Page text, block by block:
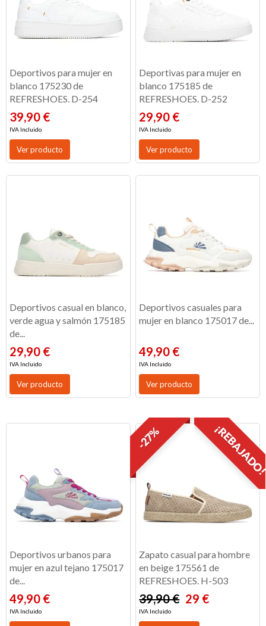
Deportivos para mujer en
blanco 175230 de
REFRESHOES. D-254
39,90 €
IVA Incluido
Ver producto
Deportivas para mujer en
blanco 175185 de
REFRESHOES. D-252
29,90 €
IVA Incluido
Ver producto
Deportivos casual en blanco,
verde agua y salmón 175185
de...
29,90 €
IVA Incluido
Ver producto
Deportivos casuales para
mujer en blanco 175017 de...
49,90 €
IVA Incluido
Ver producto
Deportivos urbanos para
mujer en azul tejano 175017
de...
49,90 €
IVA Incluido
-27%
Zapato casual para hombre
en beige 175561 de
REFRESHOES. H-503
39,90 € 29 €
IVA Incluido